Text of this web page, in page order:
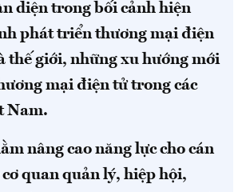
diện trong bối cảnh hiện
phát triển thương mại điện
thế giới, những xu hướng mới
mại điện tử trong các
Nam.
nâng cao năng lực cho cán
cơ quan quản lý, hiệp hội,